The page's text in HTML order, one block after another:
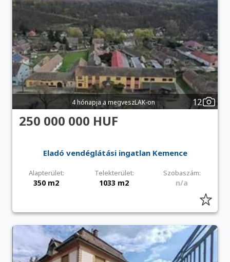
4 hónapja a megveszLAK-on 12
250 000 000 HUF
Eladó vendéglátási ingatlan Kemence
Alapterület: Telekterület: Szobaszám:
350 m2 1033 m2 n/a